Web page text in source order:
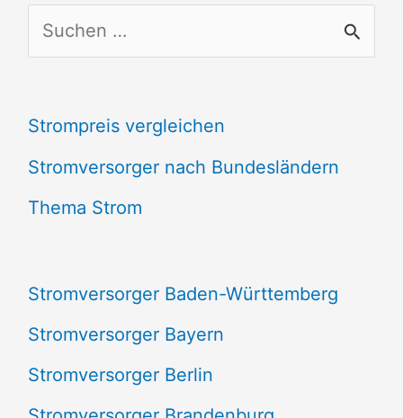
u
h
e
n
h
:
Strompreis vergleichen
Stromversorger nach Bundesländern
Thema Strom
Stromversorger Baden-Württemberg
Stromversorger Bayern
Stromversorger Berlin